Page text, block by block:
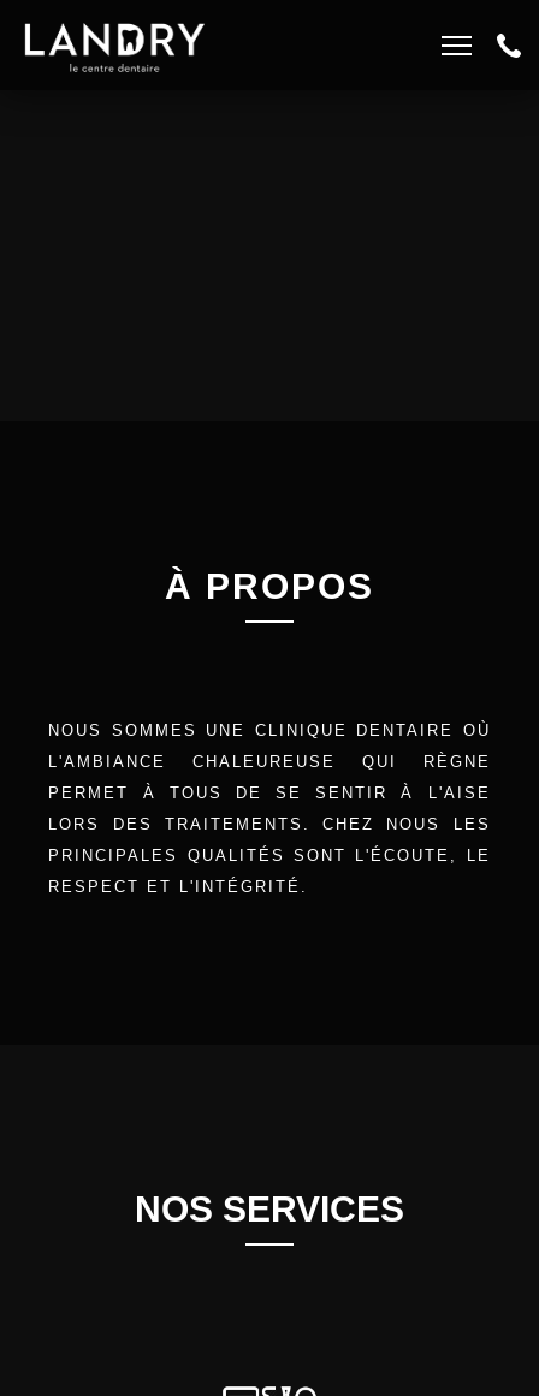
EMPLOIS ET CARRIÈRES
À PROPOS
NOUS SOMMES UNE CLINIQUE DENTAIRE OÙ
L'AMBIANCE CHALEUREUSE QUI RÈGNE
PERMET À TOUS DE SE SENTIR À L'AISE
LORS DES TRAITEMENTS. CHEZ NOUS LES
PRINCIPALES QUALITÉS SONT L'ÉCOUTE, LE
RESPECT ET L'INTÉGRITÉ.
NOS SERVICES